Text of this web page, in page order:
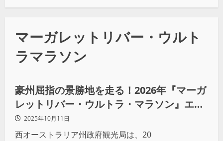
マーガレットリバー・ウルト
ラマラソン
地域スポーツ
豪州屈指の景勝地を走る！2026年『マーガ
レットリバー・ウルトラ・マラソン』エン
トリー開始！10月13日から。
2025年10月11日
西オーストラリア州政府観光局は、20